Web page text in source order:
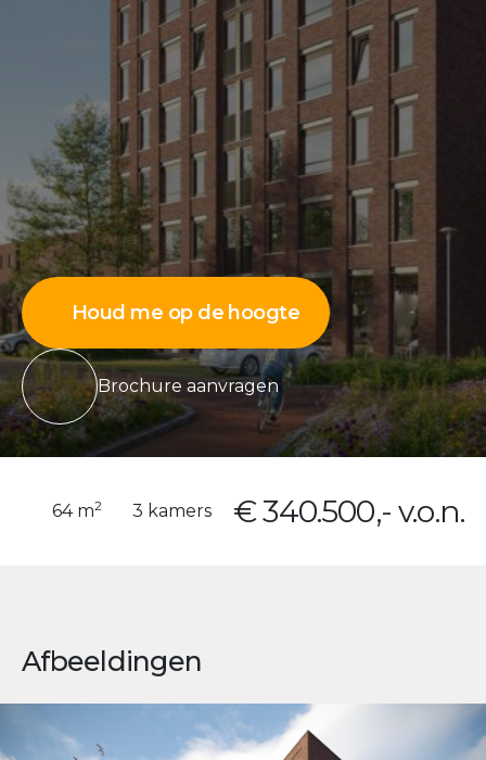
Houd me op de hoogte
Brochure aanvragen
64 m2 3 kamers € 340.500,- v.o.n.
Afbeeldingen